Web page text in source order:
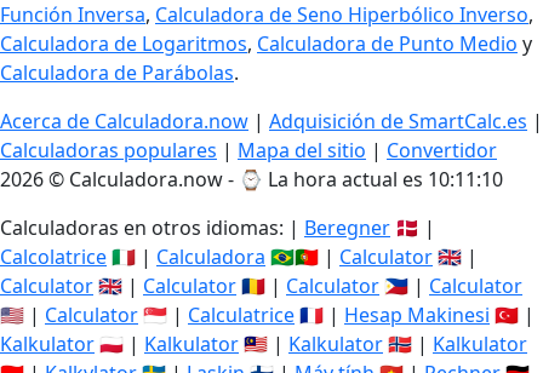
Función Inversa, Calculadora de Seno Hiperbólico Inverso,
Calculadora de Logaritmos, Calculadora de Punto Medio y
Calculadora de Parábolas.
Acerca de Calculadora.now | Adquisición de SmartCalc.es |
Calculadoras populares | Mapa del sitio | Convertidor
2026 © Calculadora.now - ⌚ La hora actual es 10:11:11
Calculadoras en otros idiomas: | Beregner 🇩🇰 |
Calcolatrice🇮🇹 | Calculadora 🇧🇷🇵🇹 | Calculator🇬🇧 |
Calculator🇬🇧 | Calculator🇷🇴 | Calculator 🇵🇭 | Calculator
🇺🇸 | Calculator🇸🇬 | Calculatrice🇫🇷 | Hesap Makinesi 🇹🇷 |
Kalkulator🇵🇱 | Kalkulator🇲🇾 | Kalkulator🇳🇴 | Kalkulator